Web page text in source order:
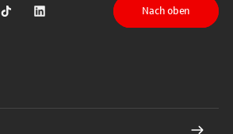
Youtube
auf Instagram
Sparkasse auf TikTok
Sparkasse auf LinkedIn
Nach oben